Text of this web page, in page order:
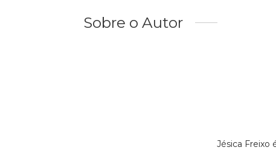
Sobre o Autor
Jésica Freixo